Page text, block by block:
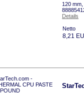
120
Details
Netto
8,21